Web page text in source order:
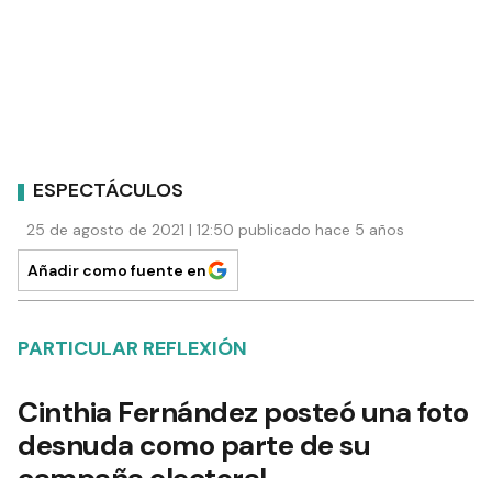
ESPECTÁCULOS
25 de agosto de 2021 | 12:50 publicado hace 5 años
Añadir como fuente en
PARTICULAR REFLEXIÓN
Cinthia Fernández posteó una foto
desnuda como parte de su